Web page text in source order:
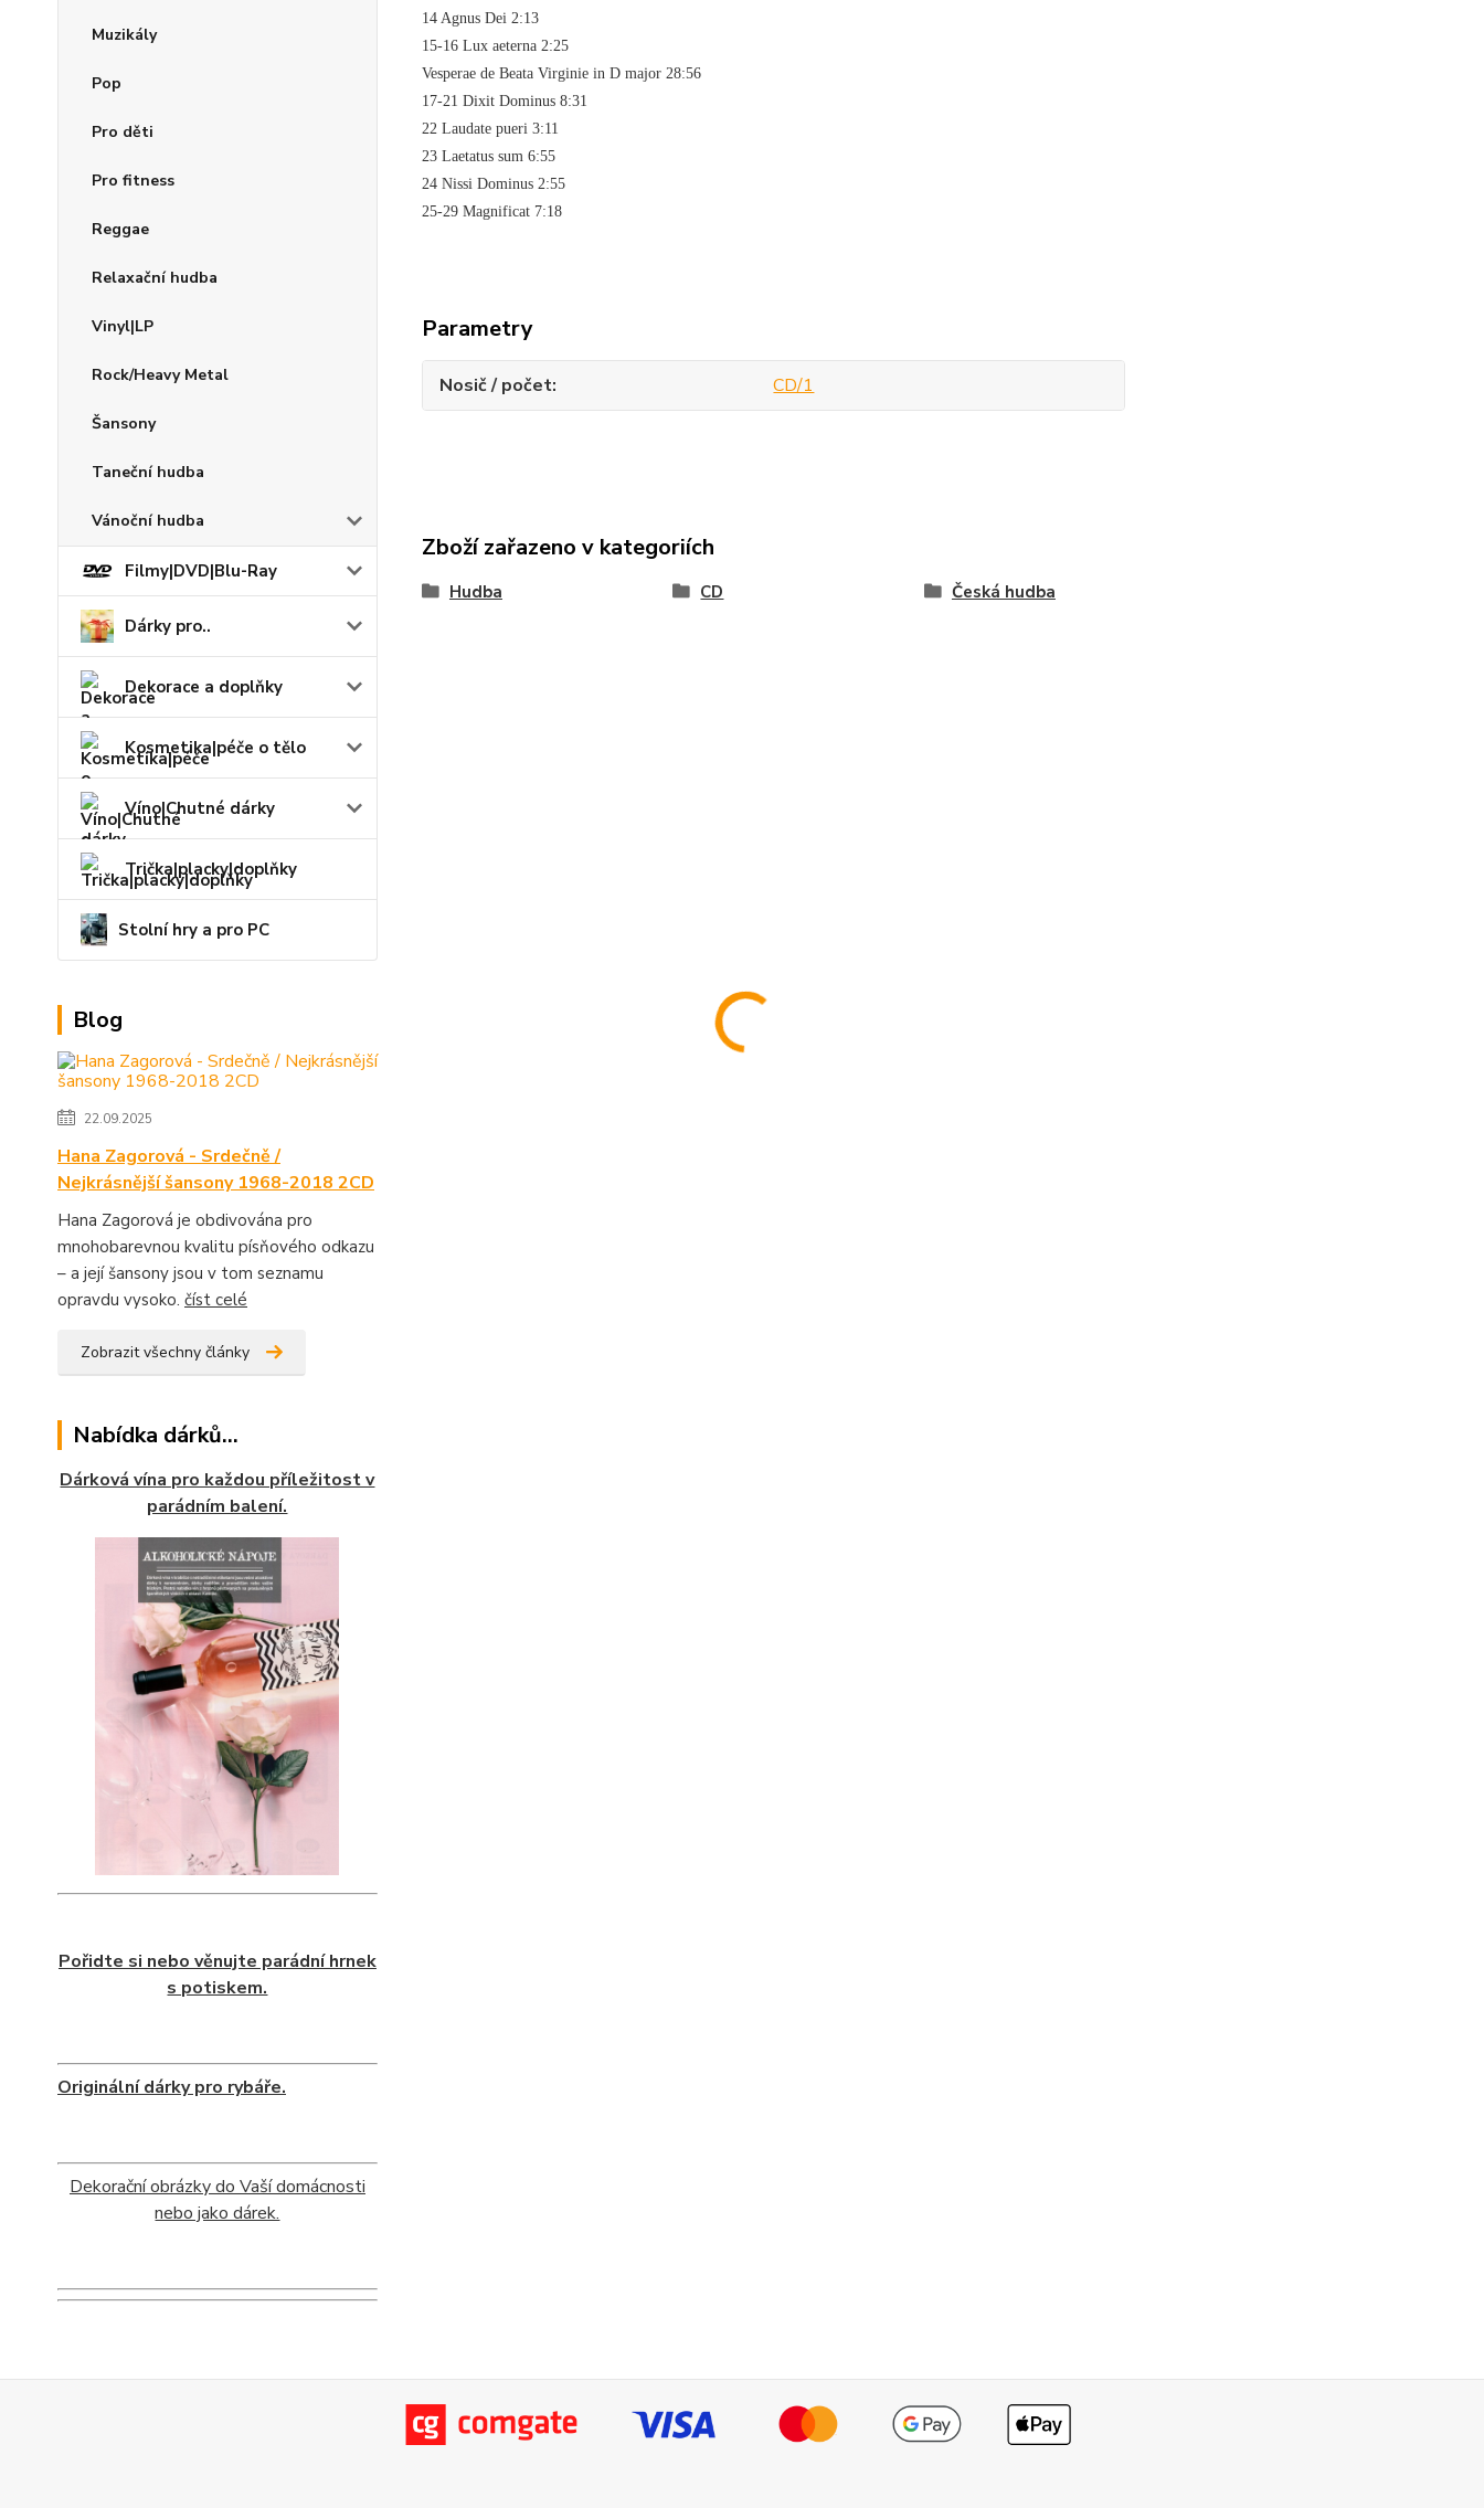
Muzikály
Pop
Pro děti
Pro fitness
Reggae
Relaxační hudba
Vinyl|LP
Rock/Heavy Metal
Šansony
Taneční hudba
Vánoční hudba
Filmy|DVD|Blu-Ray
Dárky pro..
Dekorace a doplňky
Kosmetika|péče o tělo
Víno|Chutné dárky
Trička|placky|doplňky
Stolní hry a pro PC
Blog
22.09.2025
Hana Zagorová - Srdečně /
Nejkrásnější šansony 1968-2018 2CD
Hana Zagorová je obdivována pro
mnohobarevnou kvalitu písňového odkazu
– a její šansony jsou v tom seznamu
opravdu vysoko. číst celé
Zobrazit všechny články
Nabídka dárků...
Dárková vína pro každou příležitost v
parádním balení.
Pořidte si nebo věnujte parádní hrnek
s potiskem.
Originální dárky pro rybáře.
Dekorační obrázky do Vaší domácnosti
nebo jako dárek.
14 Agnus Dei 2:13
15-16 Lux aeterna 2:25
Vesperae de Beata Virginie in D major 28:56
17-21 Dixit Dominus 8:31
22 Laudate pueri 3:11
23 Laetatus sum 6:55
24 Nissi Dominus 2:55
25-29 Magnificat 7:18
Parametry
Nosič / počet CD/1
Zboží zařazeno v kategoriích
Hudba CD Česká hudba